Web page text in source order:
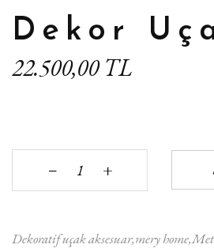
Dekor
22.500,00 TL
‒ +
Dekoratif uçak aksesuar mery home